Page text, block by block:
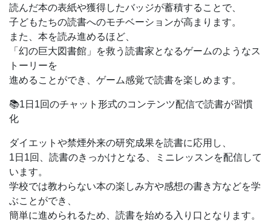
読んだ本の表紙や獲得したバッジが蓄積することで、
子どもたちの読書へのモチベーションが高まります。
また、本を読み進めるほど、
「幻の巨大図書館」を救う読書家となるゲームのようなス
トーリーを
進めることができ、ゲーム感覚で読書を楽しめます。
📚1日1回のチャット形式のコンテンツ配信で読書が習慣
化
ダイエットや禁煙外来の研究成果を読書に応用し、
1日1回、読書のきっかけとなる、ミニレッスンを配信して
います。
学校では教わらない本の楽しみ方や感想の書き方などを学
ぶことができ、
簡単に進められるため、読書を始める入り口となります。